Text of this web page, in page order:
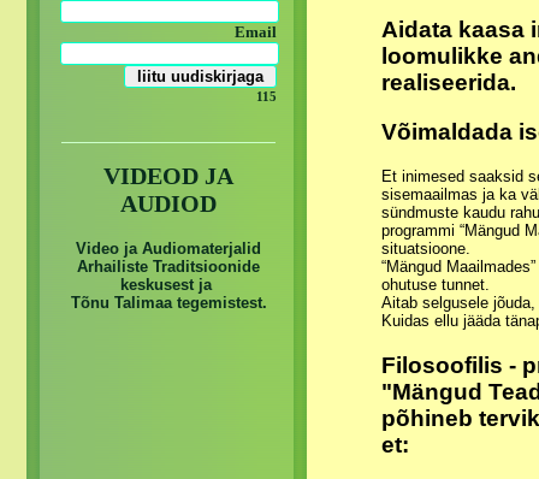
Aidata kaasa
loomulikke
realiseerida.
Võimaldada
Et inimesed saaksid
sisemaailmas ja ka
sündmuste kaudu
programmi “Mängud
situatsioone.
“Mängud
ohutuse tunnet.
Aitab selgusele
Kuidas ellu jääda
Filosoofilis -
"Mängud
põhineb
et:
Email
115
VIDEOD JA
AUDIOD
Video ja Audiomaterjalid
Arhailiste Traditsioonide
keskusest ja
Tõnu Talimaa tegemistest.